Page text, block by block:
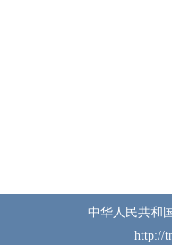
中华人民共和
http://